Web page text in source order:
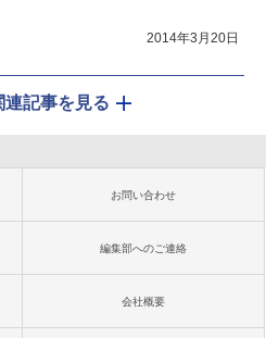
2014年3月20日
連記事を見る
お問い合わせ
編集部へのご連絡
会社概要